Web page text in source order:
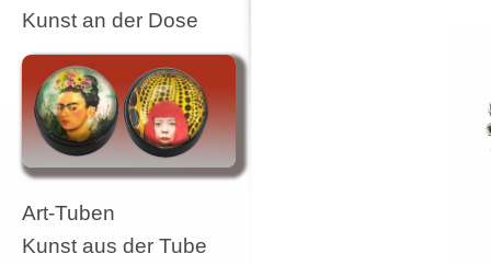
Kunst an der Dose
Art-Tuben
Kunst aus der Tube